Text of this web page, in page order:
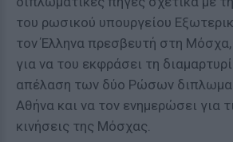
του ρωσικού υπουργείου
τον Έλληνα πρεσβευτή στη
για να του εκφράσει τη
απέλαση των δύο Ρώσων
Αθήνα και να τον ενημερώσει για
κινήσεις της Μόσχας.